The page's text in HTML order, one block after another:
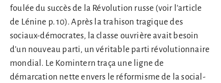
foulée du succès de la Révolution russe (voir l’article
de Lénine p. 10). Après la trahison tragique des
sociaux-démocrates, la classe ouvrière avait besoin
d’un nouveau parti, un véritable parti révolutionnaire
mondial. Le Komintern traça une ligne de
démarcation nette envers le réformisme de la social-